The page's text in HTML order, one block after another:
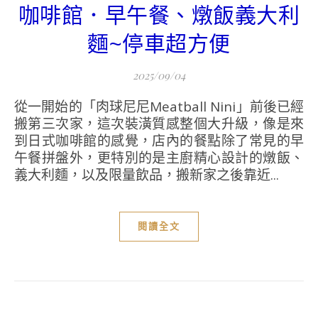
咖啡館．早午餐、燉飯義大利
麵~停車超方便
2025/09/04
從一開始的「肉球尼尼Meatball Nini」前後已經
搬第三次家，這次裝潢質感整個大升級，像是來
到日式咖啡館的感覺，店內的餐點除了常見的早
午餐拼盤外，更特別的是主廚精心設計的燉飯、
義大利麵，以及限量飲品，搬新家之後靠近...
閱讀全文